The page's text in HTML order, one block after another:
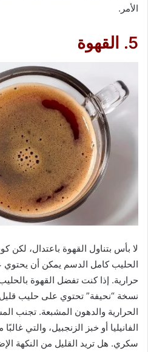
الأمر.
5. القهوة
لا بأس بتناول القهوة باعتدال، لكن
الحليب كامل الدسم يمكن أن
حرارية. إذا كنت تفضل القهوة
نسخة “نحيفة” تحتوي على حليب
الحرارية والدهون المشبعة. تجنب
الفانيليا أو خبز الزنجبيل، والتي
سكري. هل تريد القليل من النكهة